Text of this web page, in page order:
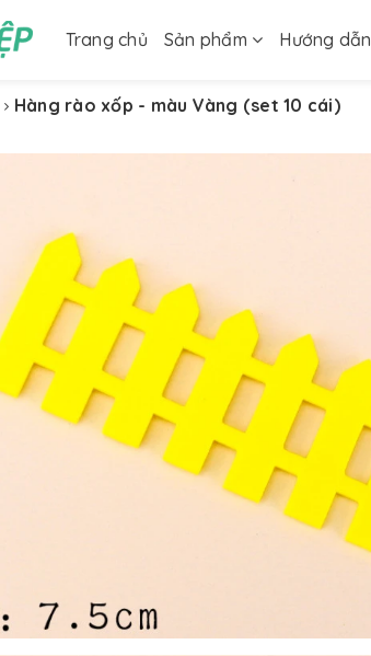
Trang chủ Sản phẩm Hướng dẫn
Hàng rào xốp - màu Vàng (set 10 cái)